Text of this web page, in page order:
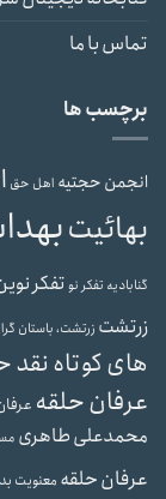
تماس با ما
برچسب ها
انجمن حجتیه اهل حق
بهائیت
گنابادیه تفکر نوتفکر
زرتشت زرتشت، باستان
های کوتاه نقد
عرفان حلقه
محمدعلی طاهری
عرفان حلقه معنویت